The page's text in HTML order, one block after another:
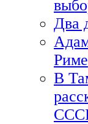
Два
Риме
В